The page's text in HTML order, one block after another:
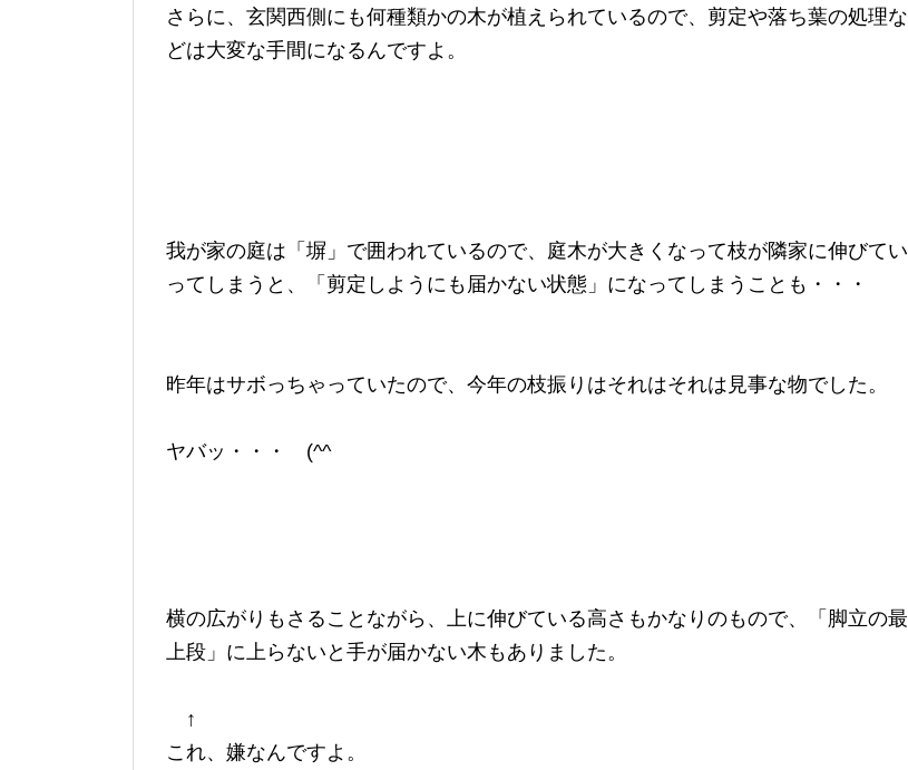
さらに、玄関西側にも何種類かの木が植えられているので、剪定や落ち葉の処理な
どは大変な手間になるんですよ。
我が家の庭は「塀」で囲われているので、庭木が大きくなって枝が隣家に伸びてい
ってしまうと、「剪定しようにも届かない状態」になってしまうことも・・・
昨年はサボっちゃっていたので、今年の枝振りはそれはそれは見事な物でした。
ヤバッ・・・ (^^ゞ
横の広がりもさることながら、上に伸びている高さもかなりのもので、「脚立の最
上段」に上らないと手が届かない木もありました。
↑
これ、嫌なんですよ。